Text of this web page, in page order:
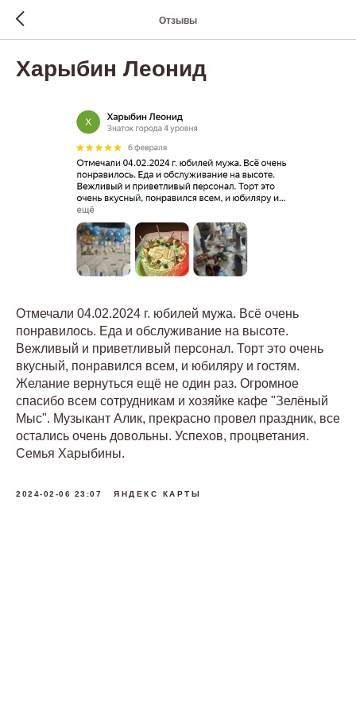
Отзывы
Харыбин Леонид
Отмечали 04.02.2024 г. юбилей мужа. Всё очень
понравилось. Еда и обслуживание на высоте.
Вежливый и приветливый персонал. Торт это очень
вкусный, понравился всем, и юбиляру и гостям.
Желание вернуться ещё не один раз. Огромное
спасибо всем сотрудникам и хозяйке кафе "Зелёный
Мыс". Музыкант Алик, прекрасно провел праздник, все
остались очень довольны. Успехов, процветания.
Семья Харыбины.
2024-02-06 23:07 ЯНДЕКС КАРТЫ